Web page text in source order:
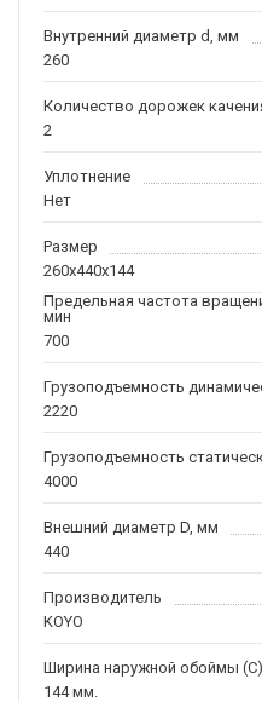
Внутренний диаметр d, мм
260
Количество дорожек
2
Уплотнение
Нет
Размер
260x440x144
Предельная частота
мин
700
Грузоподъемность
2220
Грузоподъемность
4000
Внешний диаметр D, мм
440
Производитель
KOYO
Ширина наружной обоймы (C)
144 мм.